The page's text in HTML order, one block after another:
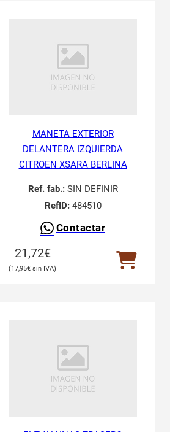
MANETA EXTERIOR
DELANTERA IZQUIERDA
CITROEN XSARA BERLINA
Ref. fab.:SIN DEFINIR
RefID:484510
Contactar
21,72€
17,95€